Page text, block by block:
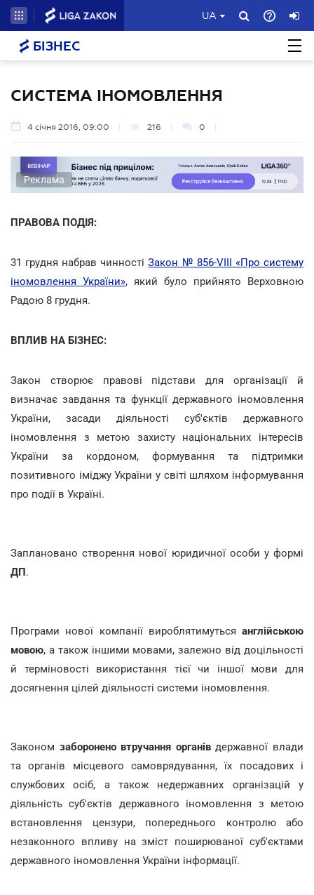
UA
БІЗНЕС
СИСТЕМА ІНОМОВЛЕННЯ
4 січня 2016, 09:00 216 0
Реклама
ПРАВОВА ПОДІЯ:
31 грудня набрав чинностіЗакон № 856-VIII «Про систему
іномовлення України», який було прийнято Верховною
Радою 8 грудня.
ВПЛИВ НА БІЗНЕС:
Закон створює правові підстави для організації й
визначає завдання та функції державного іномовлення
України, засади діяльності суб'єктів державного
іномовлення з метою захисту національних інтересів
України за кордоном, формування та підтримки
позитивного іміджу України у світі шляхом інформування
про події в Україні.
Заплановано створення нової юридичної особи у формі
ДП.
Програми нової компанії вироблятимуться англійською
мовою, а також іншими мовами, залежно від доцільності
й терміновості використання тієї чи іншої мови для
досягнення цілей діяльності системи іномовлення.
Законом заборонено втручання органівдержавної влади
та органів місцевого самоврядування, їх посадових і
службових осіб, а також недержавних організацій у
діяльність суб'єктів державного іномовлення з метою
встановлення цензури, попереднього контролю або
незаконного впливу на зміст поширюваної суб'єктами
державного іномовлення України інформації.